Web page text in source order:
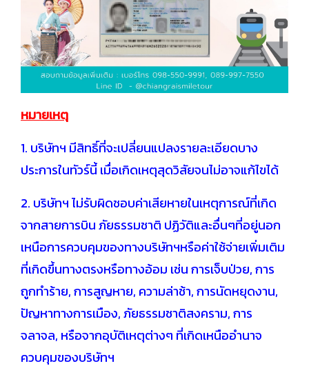
หมายเหตุ
1. บริษัทฯ มีสิทธิ์ที่จะเปลี่ยนแปลงรายละเอียดบาง
ประการในทัวร์นี้ เมื่อเกิดเหตุสุดวิสัยจนไม่อาจแก้ไขได้
2. บริษัทฯ ไม่รับผิดชอบค่าเสียหายในเหตุการณ์ที่เกิด
จากสายการบิน ภัยธรรมชาติ ปฏิวัติและอื่นๆที่อยู่นอก
เหนือการควบคุมของทางบริษัทฯหรือค่าใช้จ่ายเพิ่มเติม
ที่เกิดขึ้นทางตรงหรือทางอ้อม เช่น การเจ็บป่วย, การ
ถูกทำร้าย, การสูญหาย, ความล่าช้า, การนัดหยุดงาน,
ปัญหาทางการเมือง, ภัยธรรมชาติสงคราม, การ
จลาจล, หรือจากอุบัติเหตุต่างๆ ที่เกิดเหนืออำนาจ
ควบคุมของบริษัทฯ